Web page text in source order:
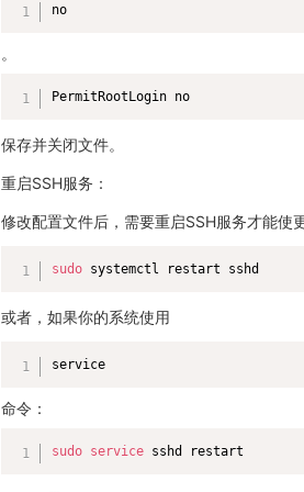
no
。
PermitRootLogin no
保存并关闭文件。
重启SSH服务：
修改配置文件后，需要重启SSH服务才能使
sudo systemctl restart sshd
或者，如果你的系统使用
service
命令：
sudo service sshd restart